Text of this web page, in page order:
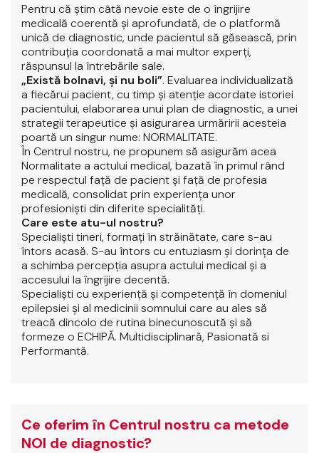
Pentru că ştim câtă nevoie este de o îngrijire
medicală coerentă şi aprofundată, de o platformă
unică de diagnostic, unde pacientul să găsească, prin
contribuţia coordonată a mai multor experţi,
răspunsul la întrebările sale.
„Există bolnavi, şi nu boli”. Evaluarea individualizată
a fiecărui pacient, cu timp şi atenţie acordate istoriei
pacientului, elaborarea unui plan de diagnostic, a unei
strategii terapeutice şi asigurarea urmăririi acesteia
poartă un singur nume: NORMALITATE.
În Centrul nostru, ne propunem să asigurăm acea
Normalitate a actului medical, bazată în primul rând
pe respectul faţă de pacient şi faţă de profesia
medicală, consolidat prin experienţa unor
profesionişti din diferite specialităţi.
Care este atu-ul nostru?
Specialişti tineri, formaţi în străinătate, care s-au
întors acasă. S-au întors cu entuziasm şi dorinţa de
a schimba percepţia asupra actului medical şi a
accesului la îngrijire decentă.
Specialişti cu experienţă şi competenţă în domeniul
epilepsiei şi al medicinii somnului care au ales să
treacă dincolo de rutina binecunoscută şi să
formeze o ECHIPĂ. Multidisciplinară, Pasionată si
Performantă.
Ce oferim în Centrul nostru ca metode
NOI de diagnostic?